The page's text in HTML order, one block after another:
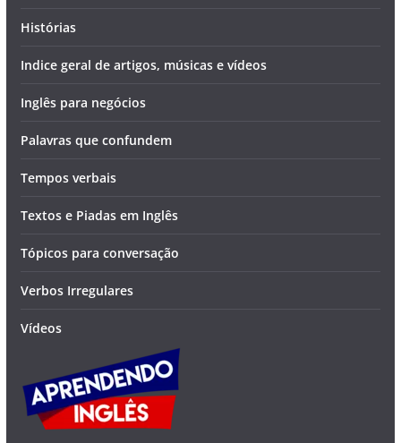
Histórias
Indice geral de artigos, músicas e vídeos
Inglês para negócios
Palavras que confundem
Tempos verbais
Textos e Piadas em Inglês
Tópicos para conversação
Verbos Irregulares
Vídeos